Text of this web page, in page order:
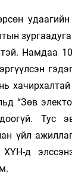
Намдаа
“Зөв
Тус
үйл
д